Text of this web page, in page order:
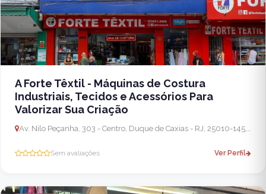
A Forte Têxtil - Máquinas de Costura
Industriais, Tecidos e Acessórios Para
Valorizar Sua Criação
Av. Nilo Peçanha, 303 - Centro, Duque de Caxias - RJ, 25010-145, Brasil
Sem avaliações Ver Perfil